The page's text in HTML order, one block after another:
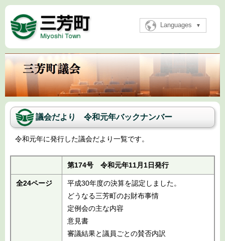
Languages
議会だより 令和元年バックナンバー
令和元年に発行した議会だより一覧です。
第174号 令和元年11月1日発行
全24ページ
平成30年度の決算を認定しました。
どうなる三芳町のお財布事情
定例会の主な内容
意見書
審議結果と議員ごとの賛否内訳